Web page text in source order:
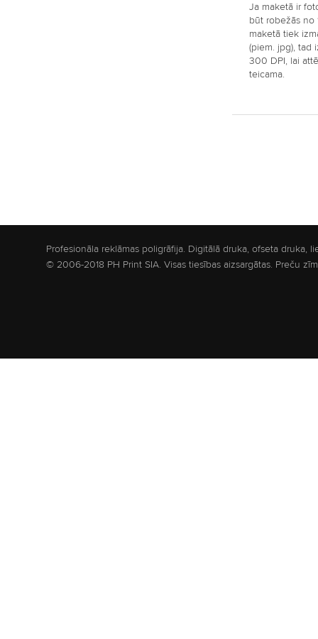
Ja maketā ir
būt robežās no
maketā tiek
(piem. jpg), tad
300 DPI, lai
teicama.
Profesionāla reklāmas poligrāfija. Digitālā druka, ofseta druka,
© 2006-2018 PH Print SIA. Visas tiesības aizsargātas. Preču